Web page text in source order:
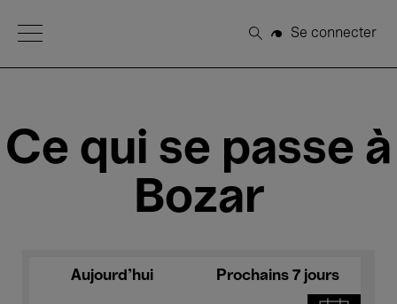
Open Menu
Rechercher
Se connecter
Ce qui se passe à
Bozar
Aujourd'hui Prochains 7 jours